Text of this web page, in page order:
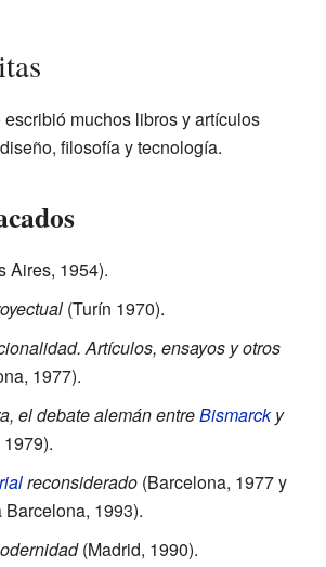
muchos libros y artículos
filosofía y tecnología.
Aires, 1954).
(Turín 1970).
Artículos, ensayos y otros
1977).
el debate alemán entreBismarcky
reconsiderado (Barcelona, 1977 y
1993).
(Madrid, 1990).